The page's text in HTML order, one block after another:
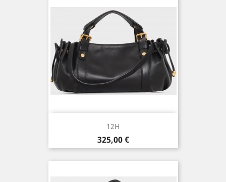
12H
Prix
325,00 €